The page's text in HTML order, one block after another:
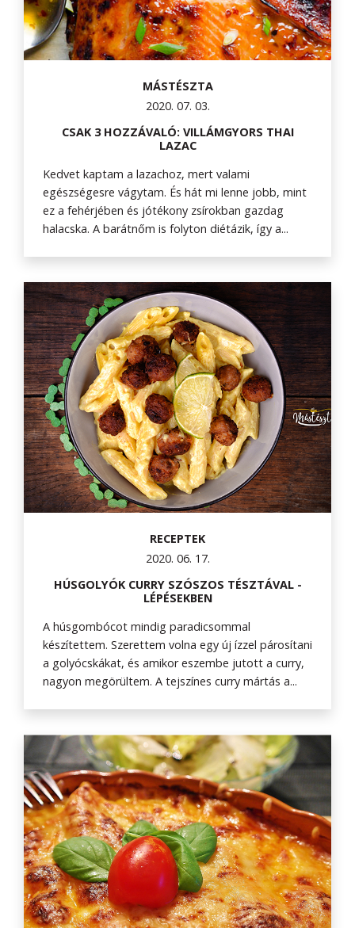
MÁSTÉSZTA
2020. 07. 03.
CSAK 3 HOZZÁVALÓ: VILLÁMGYORS THAI
LAZAC
Kedvet kaptam a lazachoz, mert valami
egészségesre vágytam. És hát mi lenne jobb, mint
ez a fehérjében és jótékony zsírokban gazdag
halacska. A barátnőm is folyton diétázik, így a...
RECEPTEK
2020. 06. 17.
HÚSGOLYÓK CURRY SZÓSZOS TÉSZTÁVAL -
LÉPÉSEKBEN
A húsgombócot mindig paradicsommal
készítettem. Szerettem volna egy új ízzel párosítani
a golyócskákat, és amikor eszembe jutott a curry,
nagyon megörültem. A tejszínes curry mártás a...